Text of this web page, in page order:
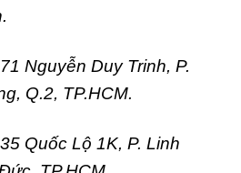
Nguyễn Duy Trinh, P.
Q.2, TP.HCM.
Quốc Lộ 1K, P. Linh